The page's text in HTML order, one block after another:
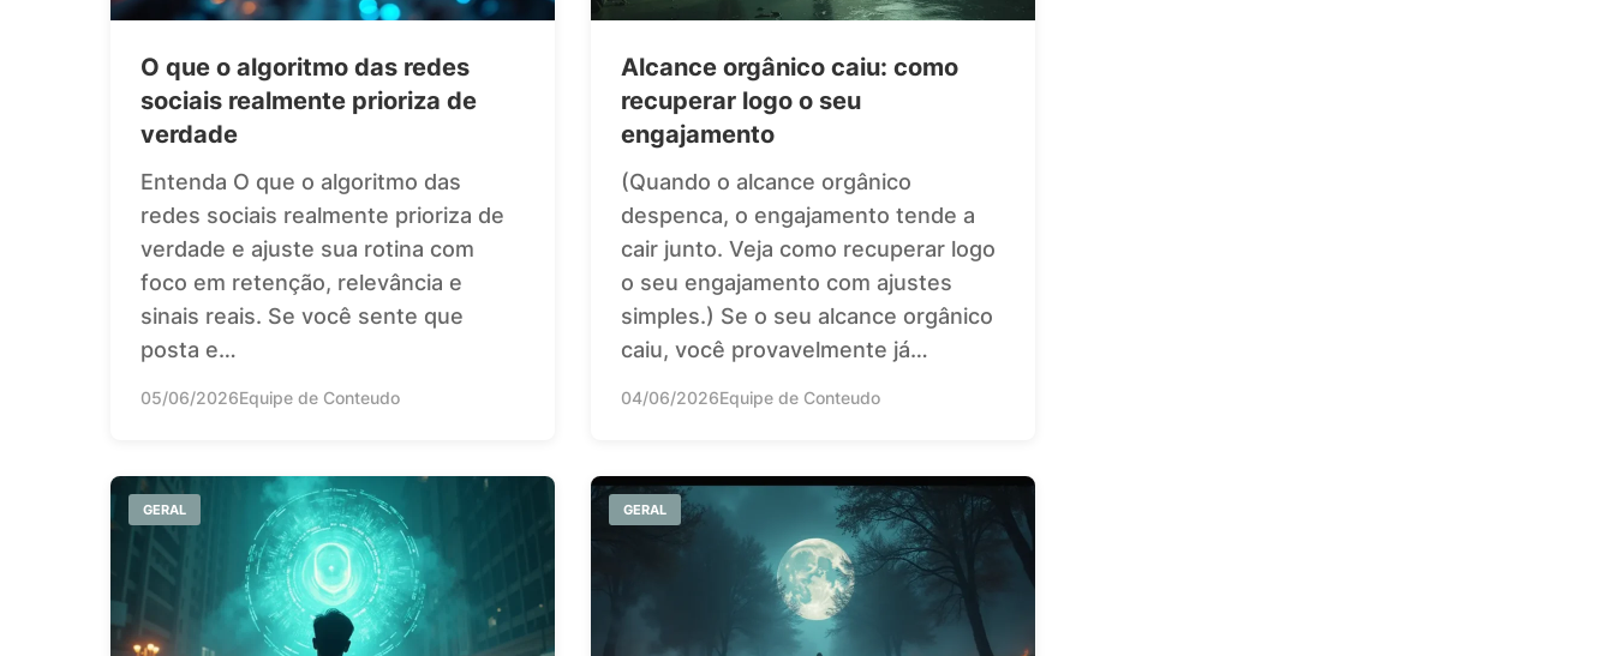
O que o algoritmo das redes
sociais realmente prioriza de
verdade
Entenda O que o algoritmo das
redes sociais realmente prioriza de
verdade e ajuste sua rotina com
foco em retenção, relevância e
sinais reais. Se você sente que
posta e…
05/06/2026Equipe de Conteudo
Alcance orgânico caiu: como
recuperar logo o seu
engajamento
(Quando o alcance orgânico
despenca, o engajamento tende a
cair junto. Veja como recuperar logo
o seu engajamento com ajustes
simples.) Se o seu alcance orgânico
caiu, você provavelmente já…
04/06/2026Equipe de Conteudo
GERAL GERAL